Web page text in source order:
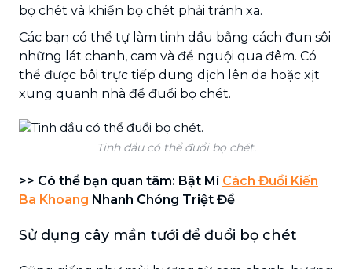
bọ chét và khiến bọ chét phải tránh xa.
Các bạn có thể tự làm tinh dầu bằng cách đun sôi
những lát chanh, cam và để nguội qua đêm. Có
thể được bôi trực tiếp dung dịch lên da hoặc xịt
xung quanh nhà để đuổi bọ chét.
Tinh dầu có thể đuổi bọ chét.
>> Có thể bạn quan tâm: Bật Mí Cách Đuổi Kiến
Ba Khoang Nhanh Chóng Triệt Để
Sử dụng cây mần tưới để đuổi bọ chét